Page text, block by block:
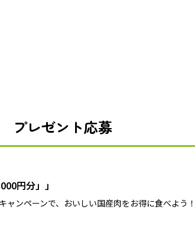
プレゼント応募
円分」」
ャンペーンで、おいしい国産肉をお得に食べよう